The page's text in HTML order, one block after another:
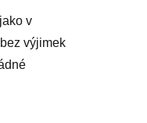
v
výjimek